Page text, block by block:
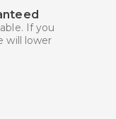
If you
will lower